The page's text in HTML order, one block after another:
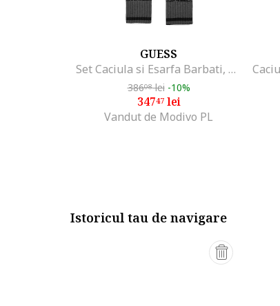
GUESS
Set Caciula si Esarfa Barbati, Negru, One Size INTL
38608lei -10%
34747lei
Vandut de Modivo PL
Istoricul tau de navigare